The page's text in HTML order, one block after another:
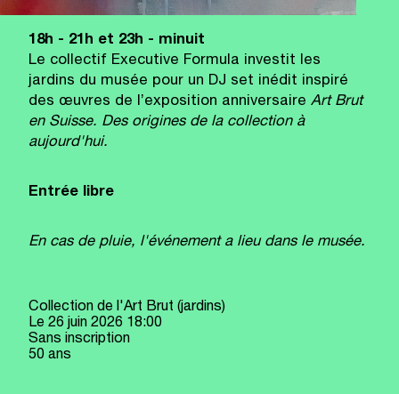
18h - 21h et 23h - minuit
Le collectif Executive Formula investit les
jardins du musée pour un DJ set inédit inspiré
des œuvres de l’exposition anniversaire Art Brut
en Suisse. Des origines de la collection à
aujourd'hui.
Entrée libre
En cas de pluie, l'événement a lieu dans le musée.
Collection de l'Art Brut (jardins)
Le 26 juin 2026 18:00
Sans inscription
50 ans